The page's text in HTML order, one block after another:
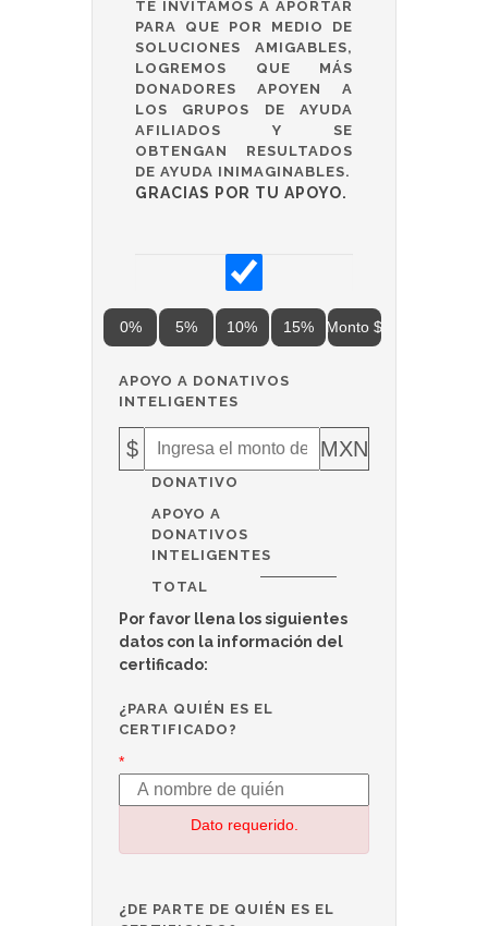
TE INVITAMOS A APORTAR
PARA QUE POR MEDIO DE
SOLUCIONES AMIGABLES,
LOGREMOS QUE MÁS
DONADORES APOYEN A
LOS GRUPOS DE AYUDA
AFILIADOS Y SE
OBTENGAN RESULTADOS
DE AYUDA INIMAGINABLES.
GRACIAS POR TU APOYO.
0% 5% 10% 15% Monto $
APOYO A DONATIVOS
INTELIGENTES
$ MXN
DONATIVO
APOYO A
DONATIVOS
INTELIGENTES
TOTAL
Por favor llena los siguientes
datos con la información del
certificado:
¿PARA QUIÉN ES EL
CERTIFICADO?
*
Dato requerido.
¿DE PARTE DE QUIÉN ES EL